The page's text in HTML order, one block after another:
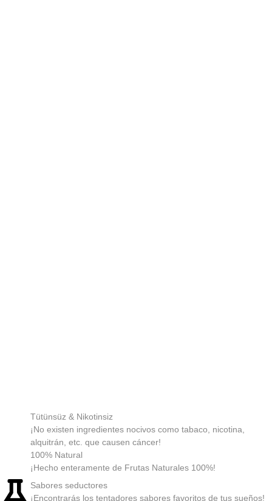
Tütünsüz & Nikotinsiz
¡No existen ingredientes nocivos como tabaco, nicotina,
alquitrán, etc. que causen cáncer!
100% Natural
¡Hecho enteramente de Frutas Naturales 100%!
Sabores seductores
¡Encontrarás los tentadores sabores favoritos de tus sueños!